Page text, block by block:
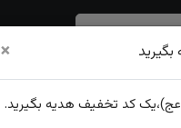
×
،یک کد تخفیف هدیه بگیرید.